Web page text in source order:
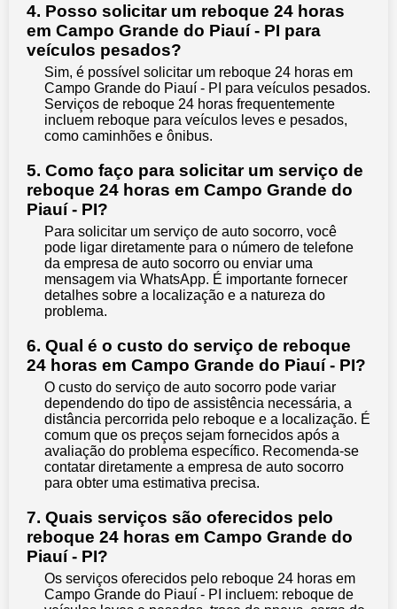
4. Posso solicitar um reboque 24 horas
em Campo Grande do Piauí - PI para
veículos pesados?
Sim, é possível solicitar um reboque 24 horas em
Campo Grande do Piauí - PI para veículos pesados.
Serviços de reboque 24 horas frequentemente
incluem reboque para veículos leves e pesados,
como caminhões e ônibus.
5. Como faço para solicitar um serviço de
reboque 24 horas em Campo Grande do
Piauí - PI?
Para solicitar um serviço de auto socorro, você
pode ligar diretamente para o número de telefone
da empresa de auto socorro ou enviar uma
mensagem via WhatsApp. É importante fornecer
detalhes sobre a localização e a natureza do
problema.
6. Qual é o custo do serviço de reboque
24 horas em Campo Grande do Piauí - PI?
O custo do serviço de auto socorro pode variar
dependendo do tipo de assistência necessária, a
distância percorrida pelo reboque e a localização. É
comum que os preços sejam fornecidos após a
avaliação do problema específico. Recomenda-se
contatar diretamente a empresa de auto socorro
para obter uma estimativa precisa.
7. Quais serviços são oferecidos pelo
reboque 24 horas em Campo Grande do
Piauí - PI?
Os serviços oferecidos pelo reboque 24 horas em
Campo Grande do Piauí - PI incluem: reboque de